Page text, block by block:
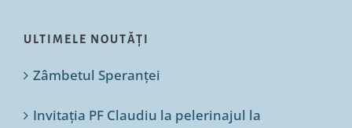
ULTIMELE NOUTĂȚI
Zâmbetul Speranței
Invitația PF Claudiu la pelerinajul la